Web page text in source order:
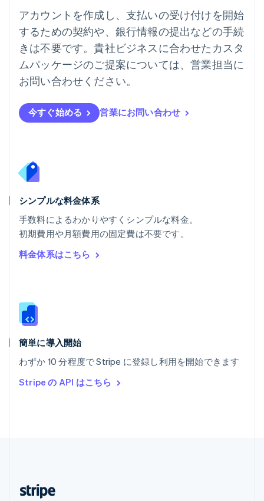
アカウントを作成し、支払いの受け付けを開始
するための契約や、銀行情報の提出などの手続
きは不要です。貴社ビジネスに合わせたカスタ
ムパッケージのご提案については、営業担当に
お問い合わせください。
今すぐ始める 営業にお問い合わせ
シンプルな料金体系
手数料によるわかりやすくシンプルな料金。
初期費用や月額費用の固定費は不要です。
料金体系はこちら
簡単に導入開始
わずか 10 分程度で Stripe に登録し利用を開始できます
Stripe の API はこちら
ノルウェー
English
ハンガリー
English
フィンランド
English Svenska
ブラジル
フランス
FrançaisEnglish
Nederlands
ポーランド
ポルトガル
Português English
マルタ
English
マレーシア
ラトビア
リトアニア
English
リヒテンシュタイン
DeutschEnglish
English